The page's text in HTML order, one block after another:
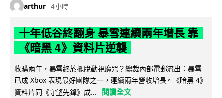
arthur 4 小時
十年低谷終翻身 暴雪連續兩年增長 靠
《暗黑 4》資料片逆襲
收購兩年，暴雪終於擺脫動視魔咒？總裁內部電郵流出：暴雪
已成 Xbox 表現最好團隊之一，連續兩年營收增長。《暗黑 4》
資料片同《守望先鋒》成...
閱讀全文